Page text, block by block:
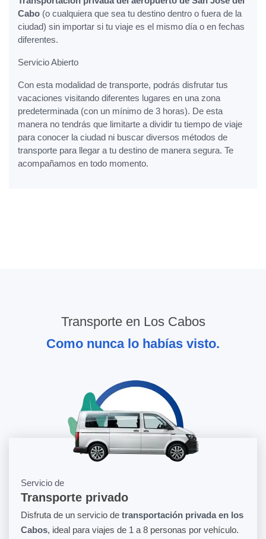
Cabo (o cualquiera que sea tu destino dentro o fuera de la
ciudad) sin importar si tu viaje es el mismo día o en fechas
diferentes.
Servicio Abierto
Con esta modalidad de transporte, podrás disfrutar tus
vacaciones visitando diferentes lugares en una zona
predeterminada (con un mínimo de 3 horas). De esta
manera no tendrás que limitarte a dividir tu tiempo de viaje
para conocer la ciudad ni buscar diversos métodos de
transporte para llegar a tu destino de manera segura. Te
acompañamos en todo momento.
Transporte en Los Cabos
Como nunca lo habías visto.
Servicio de
Transporte privado
Disfruta de un servicio de transportación privada en los
Cabos, ideal para viajes de 1 a 8 personas por vehículo.